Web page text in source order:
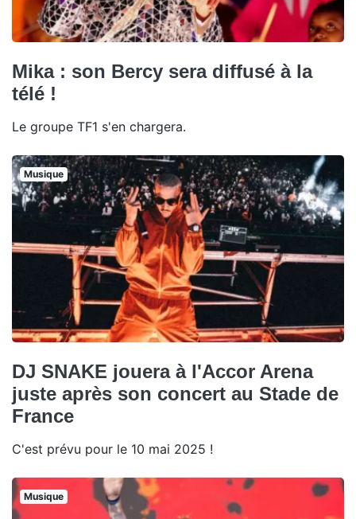
Mika : son Bercy sera diffusé à la
télé !
Le groupe TF1 s'en chargera.
Musique
DJ SNAKE jouera à l'Accor Arena
juste après son concert au Stade de
France
C'est prévu pour le 10 mai 2025 !
Musique